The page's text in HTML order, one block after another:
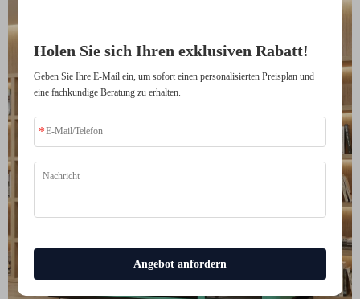
Holen Sie sich Ihren exklusiven Rabatt!
Geben Sie Ihre E-Mail ein, um sofort einen personalisierten Preisplan und
eine fachkundige Beratung zu erhalten.
Angebot anfordern